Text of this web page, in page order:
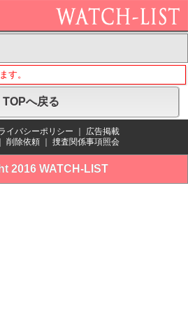
す。
TOPへ戻る
イバシーポリシー
広告掲載
削除依頼 捜査関係事項照会
2016 WATCH-LIST